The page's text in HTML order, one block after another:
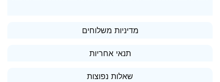
מדיניות משלוחים
תנאי אחריות
שאלות נפוצות